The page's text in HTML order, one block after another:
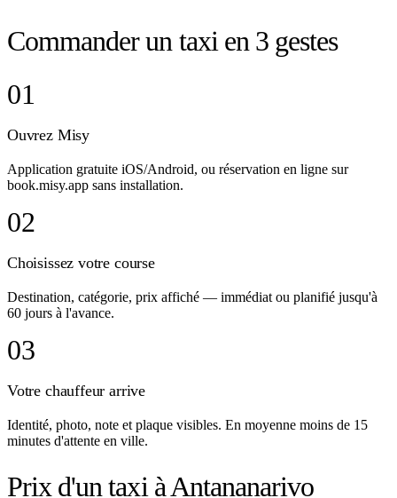
Commander un taxi en 3 gestes
01
Ouvrez Misy
Application gratuite iOS/Android, ou réservation en ligne sur
book.misy.app sans installation.
02
Choisissez votre course
Destination, catégorie, prix affiché — immédiat ou planifié jusqu'à
60 jours à l'avance.
03
Votre chauffeur arrive
Identité, photo, note et plaque visibles. En moyenne moins de 15
minutes d'attente en ville.
Prix d'un taxi à Antananarivo